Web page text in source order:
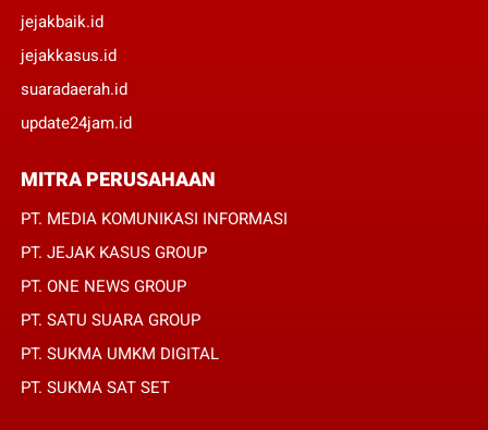
jejakbaik.id
jejakkasus.id
suaradaerah.id
update24jam.id
MITRA PERUSAHAAN
PT. MEDIA KOMUNIKASI INFORMASI
PT. JEJAK KASUS GROUP
PT. ONE NEWS GROUP
PT. SATU SUARA GROUP
PT. SUKMA UMKM DIGITAL
PT. SUKMA SAT SET